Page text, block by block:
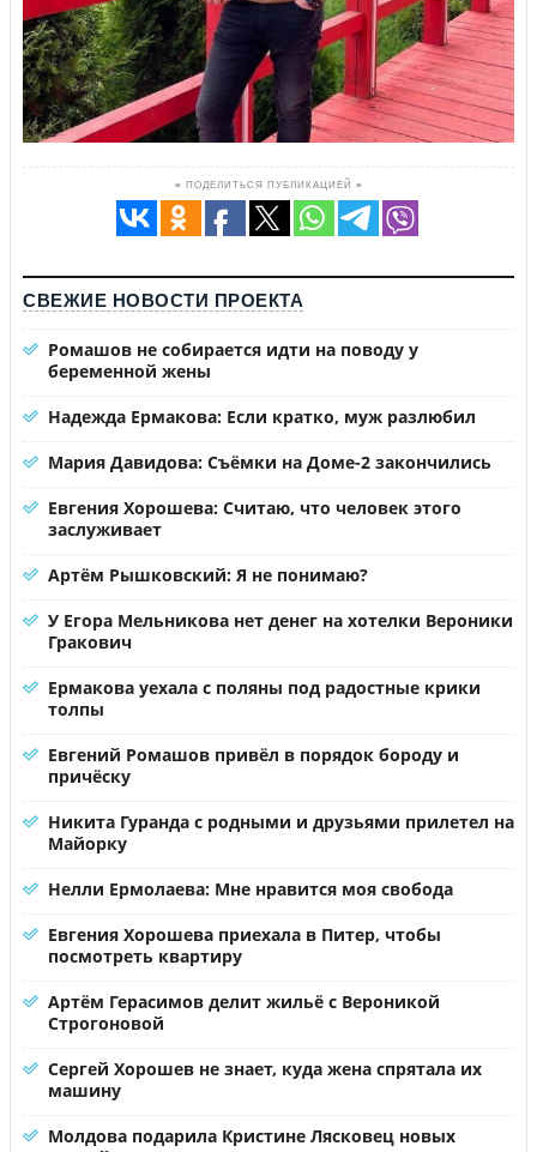
≡ ПОДЕЛИТЬСЯ ПУБЛИКАЦИЕЙ ≡
СВЕЖИЕ НОВОСТИ ПРОЕКТА
Ромашов не собирается идти на поводу у
беременной жены
Надежда Ермакова: Если кратко, муж разлюбил
Мария Давидова: Съёмки на Доме-2 закончились
Евгения Хорошева: Считаю, что человек этого
заслуживает
Артём Рышковский: Я не понимаю?
У Егора Мельникова нет денег на хотелки Вероники
Гракович
Ермакова уехала с поляны под радостные крики
толпы
Евгений Ромашов привёл в порядок бороду и
причёску
Никита Гуранда с родными и друзьями прилетел на
Майорку
Нелли Ермолаева: Мне нравится моя свобода
Евгения Хорошева приехала в Питер, чтобы
посмотреть квартиру
Артём Герасимов делит жильё с Вероникой
Строгоновой
Сергей Хорошев не знает, куда жена спрятала их
машину
Молдова подарила Кристине Лясковец новых